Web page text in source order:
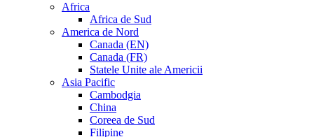
Africa
Africa de Sud
America de Nord
Canada (EN)
Canada (FR)
Statele Unite ale Americii
Asia Pacific
Cambodgia
China
Coreea de Sud
Filipine